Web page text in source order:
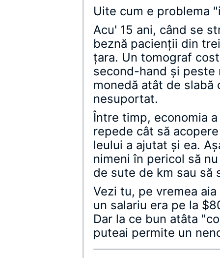
Uite cum e problema
Acu' 15 ani, când se
beznă pacienţii din
ţara. Un tomograf
second-hand şi peste
monedă atât de slabă
nesuportat.
Între timp, economia
repede cât să
leului a ajutat şi ea.
nimeni în pericol să
de sute de km sau să
Vezi tu, pe vremea
un salariu era pe la
Dar la ce bun atâta
puteai permite un